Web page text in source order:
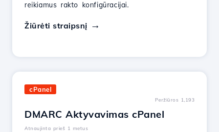
reikiamus rakto konfigūracijai.
Žiūrėti straipsnį
cPanel
Peržiūros 1,193
DMARC Aktyvavimas cPanel
Atnaujinta prieš 1 metus